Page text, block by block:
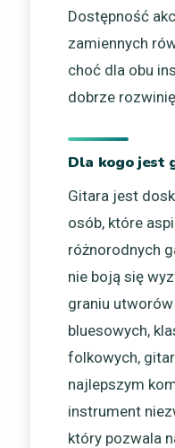
Dostępność
zamiennych
choć dla obu
dobrze
Dla kogo jest
Gitara jest
osób, które
różnorodnych
nie boją się
graniu
bluesowych,
folkowych,
najlepszym
instrument
który pozwala